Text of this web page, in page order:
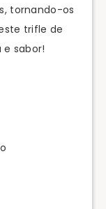
tornando-os
trifle de
sabor!